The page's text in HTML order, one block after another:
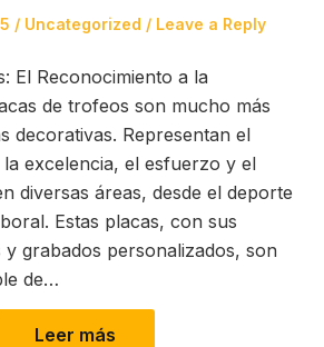
Posted
Uncategorized Leave a Reply
El Reconocimiento a la
de trofeos son mucho más
decorativas. Representan el
excelencia, el esfuerzo y el
diversas áreas, desde el deporte
Estas placas, con sus
y grabados personalizados, son
de…
Leer más